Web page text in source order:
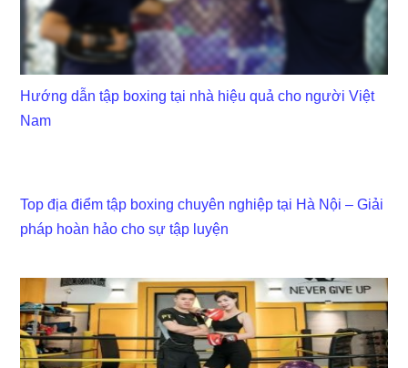
Hướng dẫn tập boxing tại nhà hiệu quả cho người Việt
Nam
Top địa điểm tập boxing chuyên nghiệp tại Hà Nội – Giải
pháp hoàn hảo cho sự tập luyện